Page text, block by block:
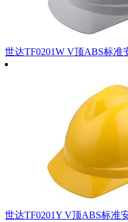
世达TF0201W V顶ABS标准
世达TF0201Y V顶ABS标准